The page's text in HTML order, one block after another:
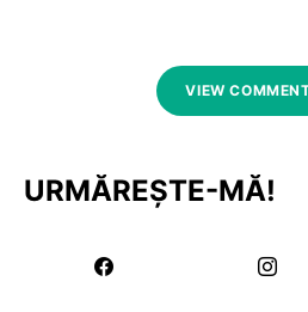
VIEW
URMĂREȘTE-MĂ!